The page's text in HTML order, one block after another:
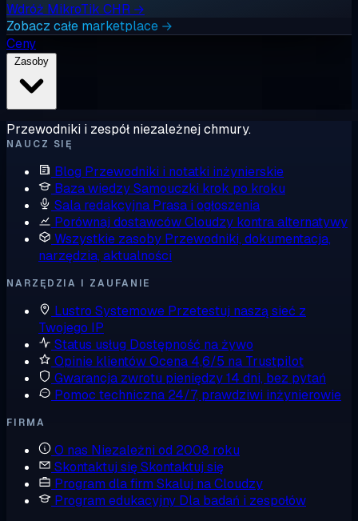
Wdróż MikroTik CHR →
Zobacz całe marketplace →
Ceny
Przewodniki i zespół niezależnej chmury.
NAUCZ SIĘ
Blog Przewodniki i notatki inżynierskie
Baza wiedzySamouczki krok po kroku
Sala redakcyjna Prasa i ogłoszenia
Porównaj dostawcówCloudzy kontra alternatywy
Wszystkie zasoby Przewodniki, dokumentacja,
narzędzia, aktualności
NARZĘDZIA I ZAUFANIE
Lustro Systemowe Przetestuj naszą sieć z
Twojego IP
Status usług Dostępność na żywo
Opinie klientówOcena 4,6/5 na Trustpilot
Gwarancja zwrotu pieniędzy14 dni, bez pytań
Pomoc techniczna 24/7, prawdziwi inżynierowie
FIRMA
O nas Niezależni od 2008 roku
Skontaktuj sięSkontaktuj się
Program dla firm Skaluj na Cloudzy
Program edukacyjny Dla badań i zespołów